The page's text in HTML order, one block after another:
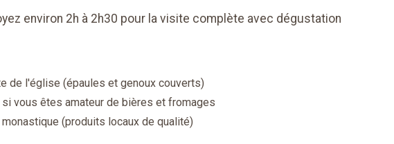
environ 2h à 2h30 pour la visite complète avec dégustation
de l'église (épaules et genoux couverts)
vous êtes amateur de bières et fromages
(produits locaux de qualité)